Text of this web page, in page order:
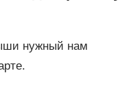
нужный нам